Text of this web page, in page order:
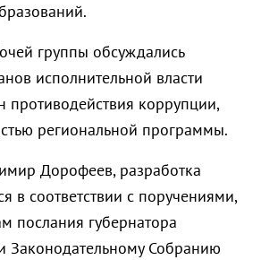
группы обсуждались
исполнительной власти
противодействия коррупции,
региональной программы.
Дорофеев, разработка
в соответствии с поручениями,
послания губернатора
Законодательному Собранию